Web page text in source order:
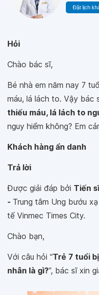
Đặt lịch
Hỏi
Chào bác sĩ,
Bé nhà em năm nay 7
máu, lá lách to. Vậy bác
thiếu máu, lá lách to
nguy hiểm không? Em
Khách hàng ẩn danh
Trả lời
Được giải đáp bởi Tiến
- Trung tâm Ung bướu
tế Vinmec Times City.
Chào bạn,
Với câu hỏi “Trẻ 7 tuổi
nhân là gì?”, bác sĩ xin